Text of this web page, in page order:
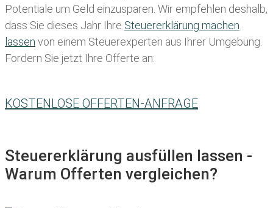
Potentiale um Geld einzusparen. Wir empfehlen deshalb,
dass Sie dieses Jahr Ihre Steuererklärung machen
lassen von einem Steuerexperten aus Ihrer Umgebung.
Fordern Sie jetzt Ihre Offerte an:
KOSTENLOSE OFFERTEN-ANFRAGE
Steuererklärung ausfüllen lassen -
Warum Offerten vergleichen?